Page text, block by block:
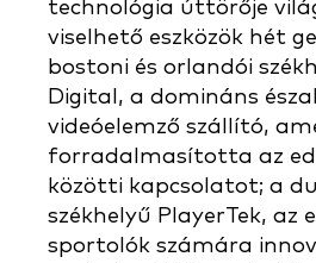
technológia úttörője
viselhető eszközök hét
bostoni és orlandói
Digital, a domináns
videóelemző szállító,
forradalmasította az
közötti kapcsolatot; a
székhelyű PlayerTek, az
sportolók számára